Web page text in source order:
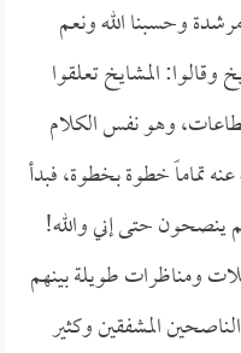
وحسبنا الله ونعم
وقالوا: المشايخ تعلقوا
وهو نفس الكلام
تماماً خطوة بخطوة، فبدأ
ينصحون حتى إني والله!
ومناظرات طويلة بينهم
المشفقين وكثير